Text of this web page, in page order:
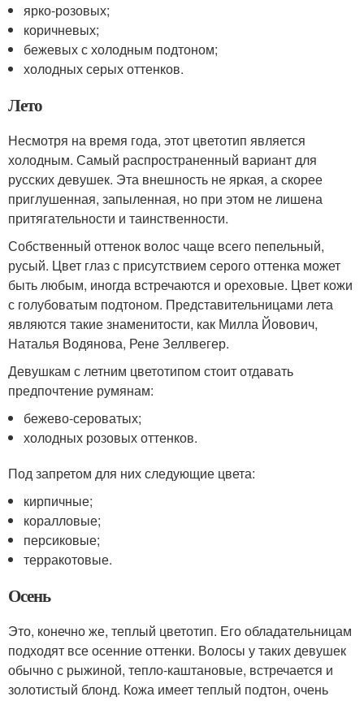
ярко-розовых;
коричневых;
бежевых с холодным подтоном;
холодных серых оттенков.
Лето
Несмотря на время года, этот цветотип является
холодным. Самый распространенный вариант для
русских девушек. Эта внешность не яркая, а скорее
приглушенная, запыленная, но при этом не лишена
притягательности и таинственности.
Собственный оттенок волос чаще всего пепельный,
русый. Цвет глаз с присутствием серого оттенка может
быть любым, иногда встречаются и ореховые. Цвет кожи
с голубоватым подтоном. Представительницами лета
являются такие знаменитости, как Милла Йовович,
Наталья Водянова, Рене Зеллвегер.
Девушкам с летним цветотипом стоит отдавать
предпочтение румянам:
бежево-сероватых;
холодных розовых оттенков.
Под запретом для них следующие цвета:
кирпичные;
коралловые;
персиковые;
терракотовые.
Осень
Это, конечно же, теплый цветотип. Его обладательницам
подходят все осенние оттенки. Волосы у таких девушек
обычно с рыжиной, тепло-каштановые, встречается и
золотистый блонд. Кожа имеет теплый подтон, очень